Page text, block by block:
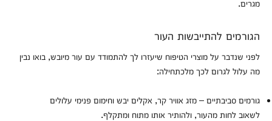
מגרים.
הגורמים להתייבשות העור
לפני שנדבר על מוצרי הטיפוח שיעזרו לך להתמודד עם עור מיובש, בואו נבין
מה עלול לגרום לכך מלכתחילה:
גורמים סביבתיים – מזג אוויר קר, אקלים יבש וחימום פנימי עלולים
לשאוב לחות מהעור, ולהותיר אותו מתוח ומתקלף.